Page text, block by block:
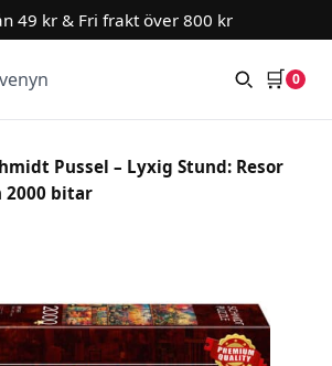
49 kr & Fri frakt över 800 kr
🛒 0
Pussel – Lyxig Stund: Resor
2000 bitar